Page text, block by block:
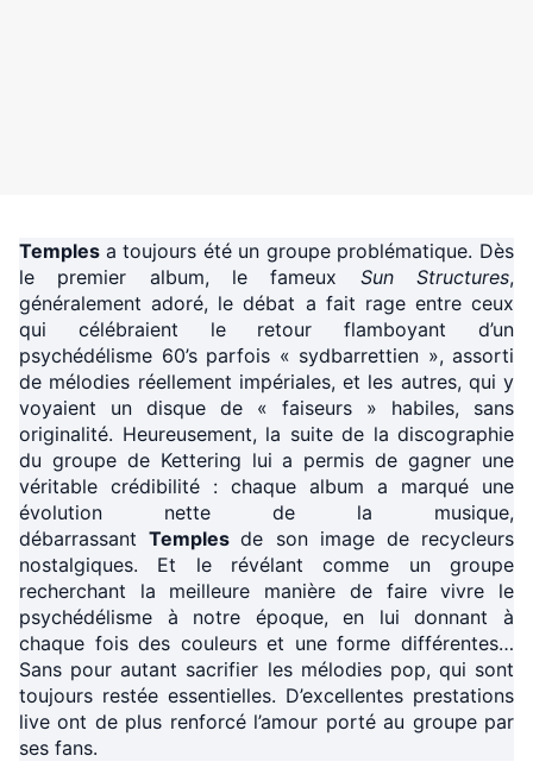
Temples a toujours été un groupe problématique. Dès
le premier album, le fameux
Sun Structures,
généralement adoré, le débat a fait rage entre ceux
qui célébraient le retour flamboyant d’un
psychédélisme 60’s parfois « sydbarrettien », assorti
de mélodies réellement impériales, et les autres, qui y
voyaient un disque de « faiseurs » habiles, sans
originalité. Heureusement, la suite de la discographie
du groupe de Kettering lui a permis de gagner une
véritable crédibilité : chaque album a marqué une
évolution nette de la musique,
débarrassant Temples de son image de recycleurs
nostalgiques. Et le révélant comme un groupe
recherchant la meilleure manière de faire vivre le
psychédélisme à notre époque, en lui donnant à
chaque fois des couleurs et une forme différentes…
Sans pour autant sacrifier les mélodies pop, qui sont
toujours restée essentielles. D’excellentes prestations
live ont de plus renforcé l’amour porté au groupe par
ses fans.